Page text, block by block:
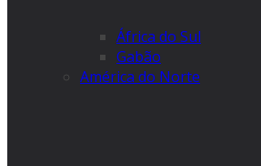
África do Sul
Gabão
América do Norte